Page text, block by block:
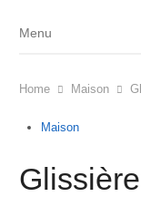
Menu
Menu
Home Maison
Maison